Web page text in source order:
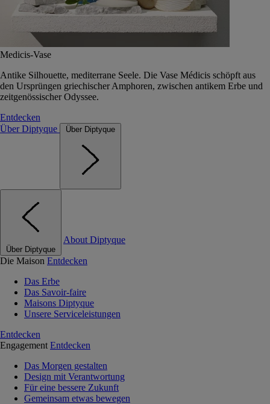
Medicis-Vase
Antike Silhouette, mediterrane Seele. Die Vase Médicis schöpft aus
den Ursprüngen griechischer Amphoren, zwischen antikem Erbe und
zeitgenössischer Odyssee.
Entdecken
Über Diptyque
Über Diptyque
Über Diptyque
About Diptyque
Die Maison Entdecken
Das Erbe
Das Savoir-faire
Maisons Diptyque
Unsere Serviceleistungen
Entdecken
Engagement Entdecken
Das Morgen gestalten
Design mit Verantwortung
Für eine bessere Zukunft
Gemeinsam etwas bewegen